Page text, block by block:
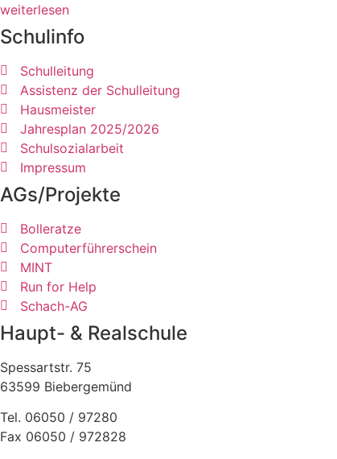
weiterlesen
Schulinfo
Schulleitung
Assistenz der Schulleitung
Hausmeister
Jahresplan 2025/2026
Schulsozialarbeit
Impressum
AGs/Projekte
Bolleratze
Computerführerschein
MINT
Run for Help
Schach-AG
Haupt- & Realschule
Spessartstr. 75
63599 Biebergemünd
Tel. 06050 / 97280
Fax 06050 / 972828